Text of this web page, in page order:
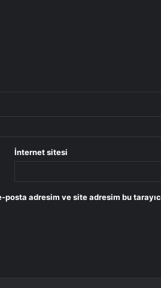
İnternet sitesi
posta adresim ve site adresim bu